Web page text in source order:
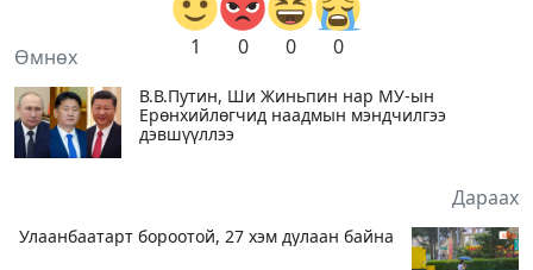
1 0 0 0
Өмнөх
В.В.Путин, Ши Жиньпин нар МУ-ын
Ерөнхийлөгчид наадмын мэндчилгээ
дэвшүүллээ
Дараах
Улаанбаатарт бороотой, 27 хэм дулаан байна